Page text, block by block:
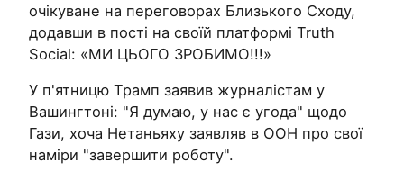
очікуване на переговорах Близького Сходу,
додавши в пості на своїй платформі Truth
Social: «МИ ЦЬОГО ЗРОБИМО!!!»
У п'ятницю Трамп заявив журналістам у
Вашингтоні: "Я думаю, у нас є угода" щодо
Гази, хоча Нетаньяху заявляв в ООН про свої
наміри "завершити роботу".